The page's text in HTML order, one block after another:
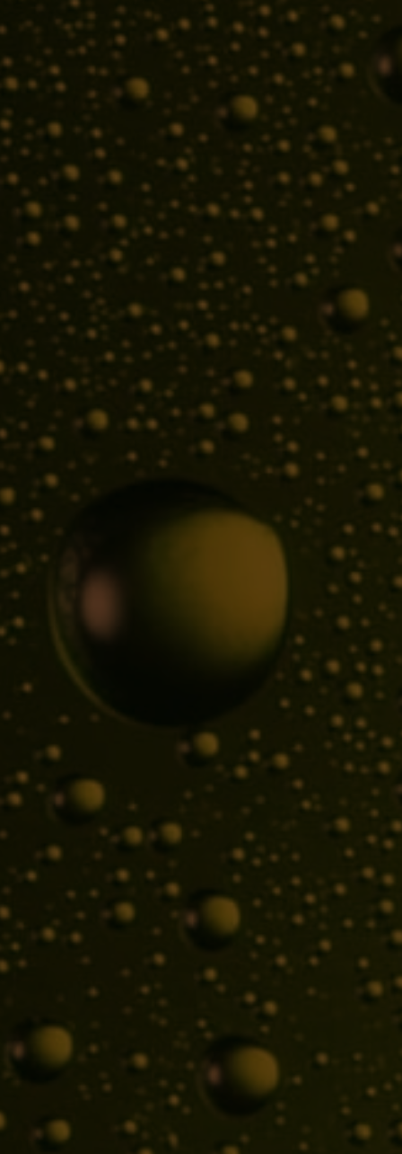
Spravovat Souhlas s cookies
Abychom poskytli co nejlepší služby, používáme k ukládání a/nebo
Spuštění e-shopu Pivobod.cz
Posted
by
vartas
Dne 22. 7. 2022 byl spuštěn nový e-shop Pivobod.cz, který
nepřináší pouze nový vzhled, ale také sjednocení e-shopů…
Zobrazit Více
Naše značky
Černá Hora Ježek Lobkowicz
Platan
Rychtář
Uherský Brod
Kontakt
+420 800 987 789
zakaznicky.servis@pivovary-lobkowicz.cz
Pivovary Lobkowicz Group, a.s.
U Elektry 830/2b
190 00, Praha 9